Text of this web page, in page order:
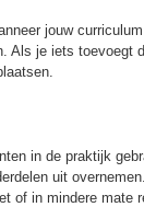
jouw
Als je iets toevoegt
in de praktijk
uit
of in mindere mate